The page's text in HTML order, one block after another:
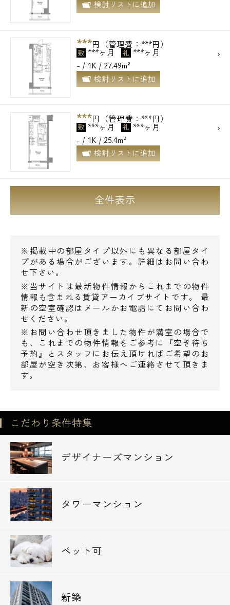
検討リストに追加
***円（管理費：***円）
敷 ***ヶ月 礼 ***ヶ月
- / 1K / 27.49m²
検討リストに追加
***円（管理費：***円）
敷 ***ヶ月 礼 ***ヶ月
- / 1K / 25.4m²
検討リストに追加
全件表示
※掲載中の部屋タイプ以外にも異なる部屋タイ
プがある場合がございます。詳細はお問い合わ
せ下さい。
※当サイトは最新物件情報からこれまでの物件
情報も含まれる賃貸アーカイブサイトです。 最
新の空室確認はメールかお電話にてお問い合わ
せください。
※お問い合わせ頂きました物件が満室の場合で
も、これまでの物件情報をご参考に『空き待ち
予約』とスタッフにお伝え頂ければご希望のお
部屋が空き次第、お客様へご連絡させて頂きま
す。
こだわり条件特集
デザイナーズマンション
タワーマンション
ペット可
新築